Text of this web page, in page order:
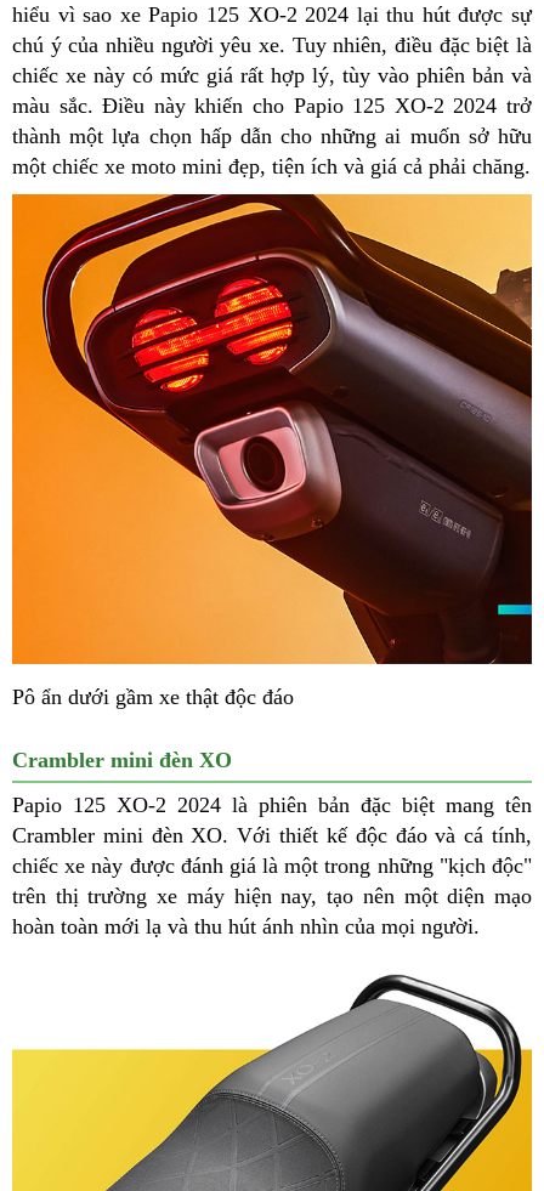
hiểu vì sao xe Papio 125 XO-2 2024 lại thu hút được sự
chú ý của nhiều người yêu xe. Tuy nhiên, điều đặc biệt là
chiếc xe này có mức giá rất hợp lý, tùy vào phiên bản và
màu sắc. Điều này khiến cho Papio 125 XO-2 2024 trở
thành một lựa chọn hấp dẫn cho những ai muốn sở hữu
một chiếc xe moto mini đẹp, tiện ích và giá cả phải chăng.
Pô ẩn dưới gầm xe thật độc đáo
Crambler mini đèn XO
Papio 125 XO-2 2024 là phiên bản đặc biệt mang tên
Crambler mini đèn XO. Với thiết kế độc đáo và cá tính,
chiếc xe này được đánh giá là một trong những "kịch độc"
trên thị trường xe máy hiện nay, tạo nên một diện mạo
hoàn toàn mới lạ và thu hút ánh nhìn của mọi người.